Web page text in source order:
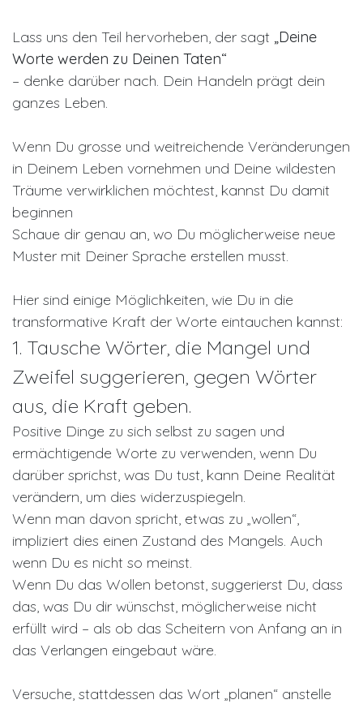
Lass uns den Teil hervorheben, der sagt „Deine
Worte werden zu Deinen Taten“
– denke darüber nach. Dein Handeln prägt dein
ganzes Leben.
Wenn Du grosse und weitreichende Veränderungen
in Deinem Leben vornehmen und Deine wildesten
Träume verwirklichen möchtest, kannst Du damit
beginnen
Schaue dir genau an, wo Du möglicherweise neue
Muster mit Deiner Sprache erstellen musst.
Hier sind einige Möglichkeiten, wie Du in die
transformative Kraft der Worte eintauchen kannst:
1. Tausche Wörter, die Mangel und
Zweifel suggerieren, gegen Wörter
aus, die Kraft geben.
Positive Dinge zu sich selbst zu sagen und
ermächtigende Worte zu verwenden, wenn Du
darüber sprichst, was Du tust, kann Deine Realität
verändern, um dies widerzuspiegeln.
Wenn man davon spricht, etwas zu „wollen“,
impliziert dies einen Zustand des Mangels. Auch
wenn Du es nicht so meinst.
Wenn Du das Wollen betonst, suggerierst Du, dass
das, was Du dir wünschst, möglicherweise nicht
erfüllt wird – als ob das Scheitern von Anfang an in
das Verlangen eingebaut wäre.
Versuche, stattdessen das Wort „planen“ anstelle